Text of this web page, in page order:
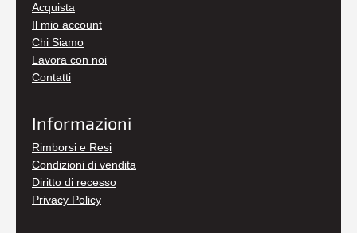
Acquista
Il mio account
Chi Siamo
Lavora con noi
Contatti
Informazioni
Rimborsi e Resi
Condizioni di vendita
Diritto di recesso
Privacy Policy